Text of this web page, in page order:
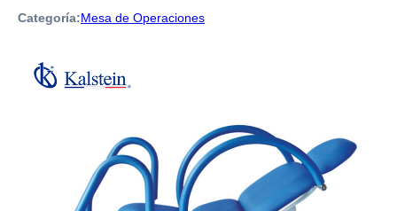
Categoría:Mesa de Operaciones